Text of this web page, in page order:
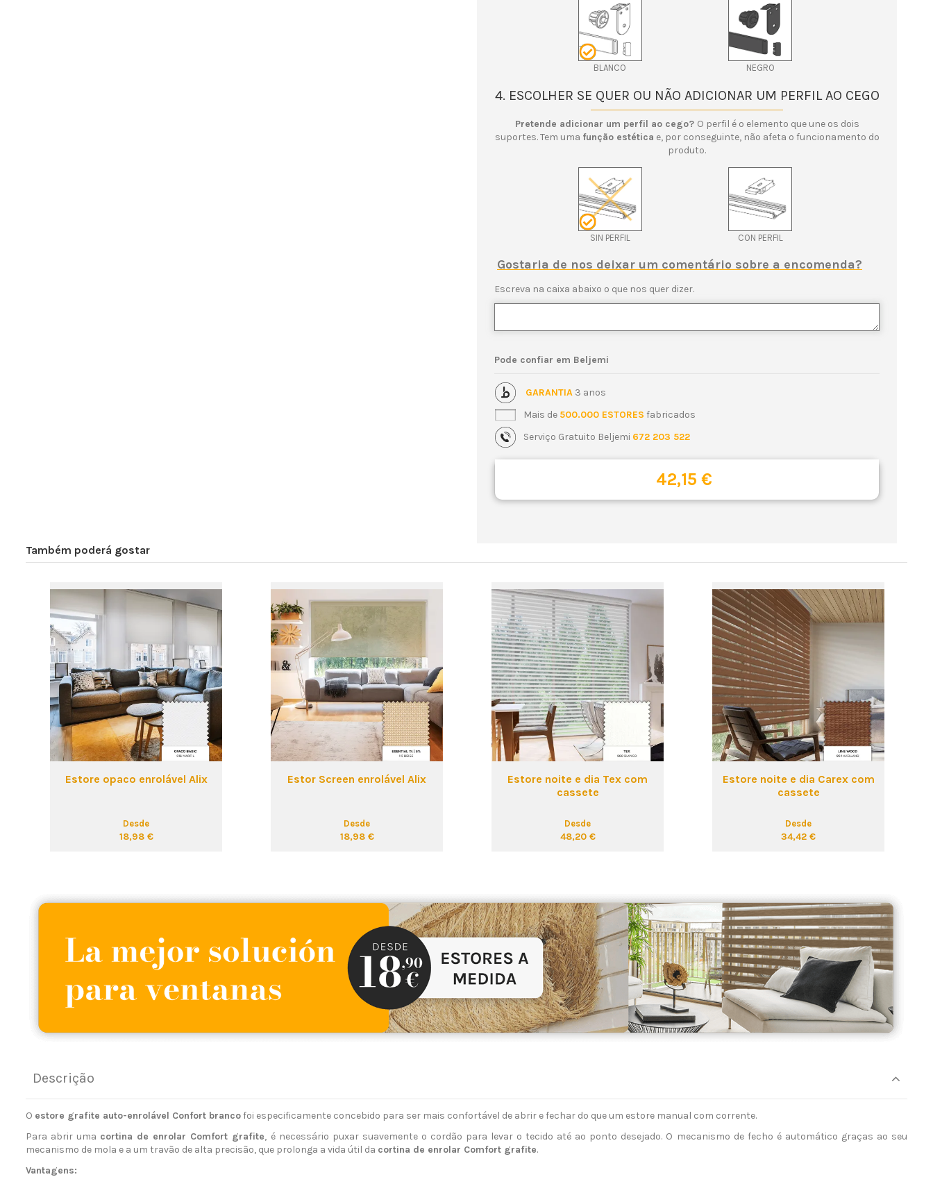
BLANCO NEGRO
4. ESCOLHER SE QUER OU NÃO ADICIONAR UM PERFIL AO CEGO
Pretende adicionar um perfil ao cego? O perfil é o elemento que une os dois
suportes. Tem uma função estética e, por conseguinte, não afeta o funcionamento do
produto.
SIN PERFIL CON PERFIL
Gostaria de nos deixar um comentário sobre a encomenda?
Escreva na caixa abaixo o que nos quer dizer.
Pode confiar em Beljemi
GARANTIA 3 anos
Mais de 500.000 ESTORES fabricados
Serviço Gratuito Beljemi 672 203 522
42,15 €
Também poderá gostar
Estore opaco enrolável Alix
Desde
18,98 €
Estor Screen enrolável Alix
Desde
18,98 €
Estore noite e dia Tex com
cassete
Desde
48,20 €
Estore noite e dia Carex com
cassete
Desde
34,42 €
Descrição
O estore grafite auto-enrolável Confort brancofoi especificamente concebido para ser mais confortável de abrir e fechar do que um estore manual com corrente.
Para abrir uma cortina de enrolar Comfort grafite, é necessário puxar suavemente o cordão para levar o tecido até ao ponto desejado. O mecanismo de fecho é automático graças ao seu
mecanismo de mola e a um travão de alta precisão, que prolonga a vida útil da cortina de enrolar Comfort grafite.
Vantagens: